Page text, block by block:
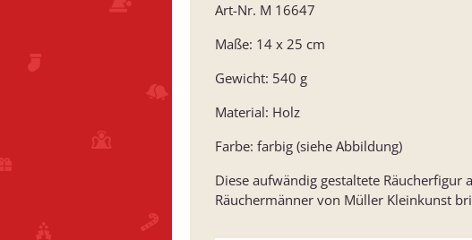
Art-Nr. M 16647
Maße: 14 x 25 cm
Gewicht: 540 g
Material: Holz
Farbe: farbig (siehe Abbildung)
Diese aufwändig gestaltete
Räuchermänner von Müller Kleinkunst